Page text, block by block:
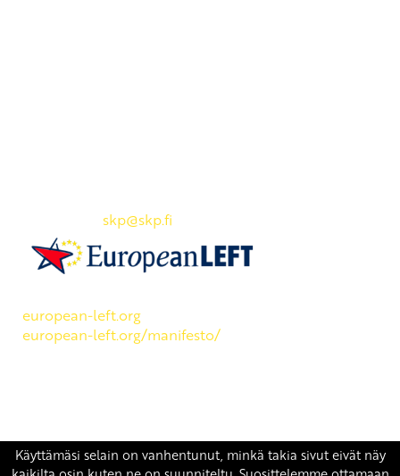
skp@skp.fi
european-left.org
european-left.org/manifesto/